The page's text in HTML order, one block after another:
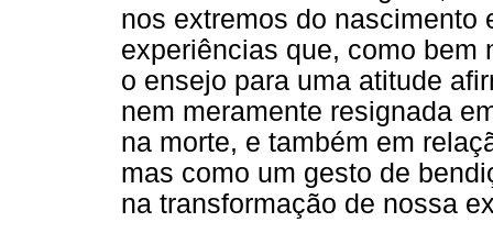
nos extremos do nascimento
experiências que, como bem
o ensejo para uma atitude
nem meramente resignada
na morte, e também em
mas como um gesto de
na transformação de nossa